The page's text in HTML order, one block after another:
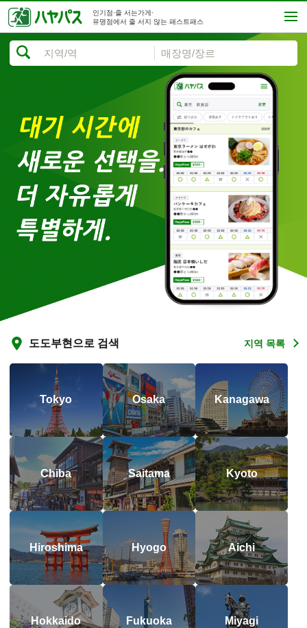
인기점·줄 서는가게·
유명점에서 줄 서지 않는 패스트패스
도도부현으로 검색 지역 목록
Tokyo Osaka Kanagawa
Chiba Saitama Kyoto
Hiroshima Hyogo Aichi
Hokkaido Fukuoka Miyagi